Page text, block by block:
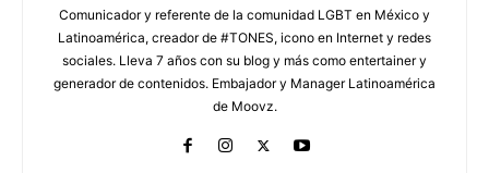
Comunicador y referente de la comunidad LGBT en México y
Latinoamérica, creador de #TONES, icono en Internet y redes
sociales. Lleva 7 años con su blog y más como entertainer y
generador de contenidos. Embajador y Manager Latinoamérica
de Moovz.